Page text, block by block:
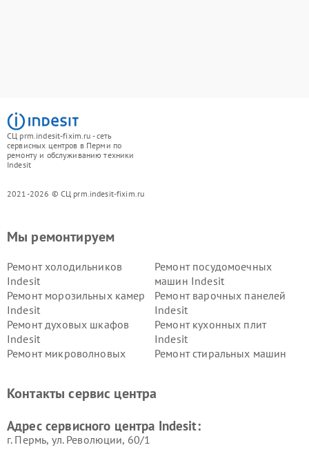
СЦ prm.indesit-fixim.ru - сеть
сервисных центров в Перми по
ремонту и обслуживанию техники
Indesit
2021-2026 © СЦ prm.indesit-fixim.ru
Мы ремонтируем
Ремонт холодильников
Indesit
Ремонт посудомоечных
машин Indesit
Ремонт морозильных камер
Indesit
Ремонт варочных панелей
Indesit
Ремонт духовых шкафов
Indesit
Ремонт кухонных плит
Indesit
Ремонт микроволновых
Ремонт стиральных машин
Indesit
Indesit
Контакты сервис центра
Адрес сервисного центра Indesit:
г. Пермь, ул. ​Революции, 60/1